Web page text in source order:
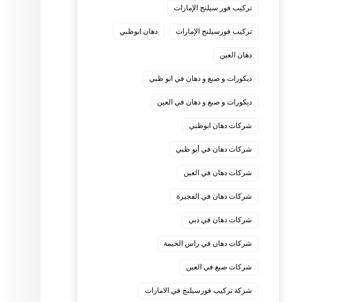
تركيب فور سيلنج الإمارات
تركيب فورسيلنج الإمارات دهان ابوظبي
دهان العين
ديكورات و صبغ و دهان في ابو ظبي
ديكورات و صبغ و دهان في العين
شركات دهان ابوظبي
شركات دهان في أبو ظبي
شركات دهان في العين
شركات دهان في الفجيرة
شركات دهان في دبي
شركات دهان في راس الخيمة
شركات صبغ في العين
شركة تركيب فورسيلنج في الامارات